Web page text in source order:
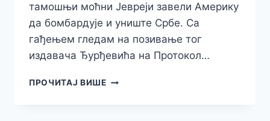
тамошњи моћни Јевреји завели Америку
да бомбардује и униште Србе. Са
гађењем гледам на позивање тог
издавача Ђурђевића на Протокол…
ПРОЧИТАЈ ВИШЕАЛБАНЦИ